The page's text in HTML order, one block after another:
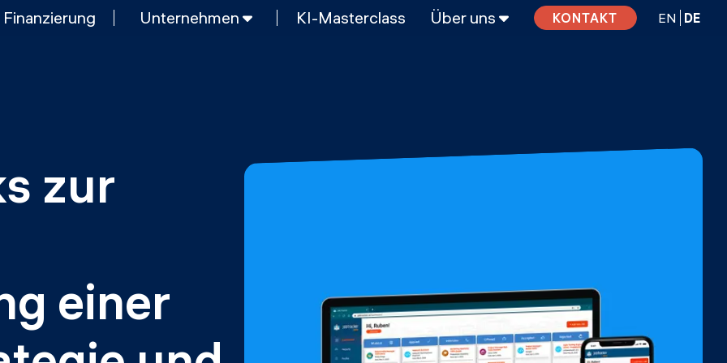
Data Science Einführungskurs
Web-Entwicklung Einführungskurs
Finanzierung Unternehmen KI-Masterclass Über uns KONTAKT EN DE
zur
einer